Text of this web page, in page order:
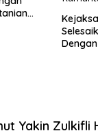
Yakin Zulkifli